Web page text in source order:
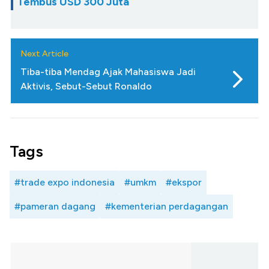
Next Article
Tiba-tiba Mendag Ajak Mahasiswa Jadi
Aktivis, Sebut-Sebut Ronaldo
Tags
#trade expo indonesia #umkm #ekspor
#pameran dagang #kementerian perdagangan